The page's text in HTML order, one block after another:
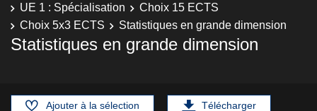
UE 1 : Spécialisation
Choix 15 ECTS
Choix 5x3 ECTS
Statistiques en grande dimension
Statistiques en grande dimension
Ajouter à la sélection Télécharger